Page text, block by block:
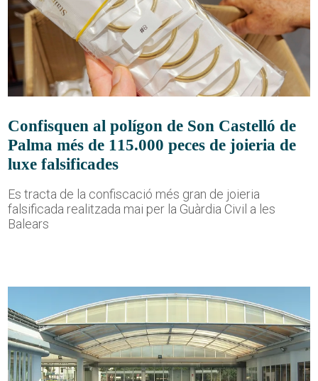
Confisquen al polígon de Son Castelló de
Palma més de 115.000 peces de joieria de
luxe falsificades
Es tracta de la confiscació més gran de joieria
falsificada realitzada mai per la Guàrdia Civil a les
Balears